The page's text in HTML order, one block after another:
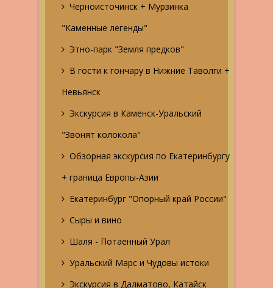
Черноисточинск + Мурзинка
"Каменные легенды"
Этно-парк "Земля предков"
В гости к гончару в Нижние Таволги +
Невьянск
Экскурсия в Каменск-Уральский
"Звонят колокола"
Обзорная экскурсия по Екатеринбургу
+ граница Европы-Азии
Екатеринбург "Опорный край России"
Сыры и вино
Шаля - Потаенный Урал
Уральский Марс и Чудовы истоки
Экскурсия в Далматово, Катайск